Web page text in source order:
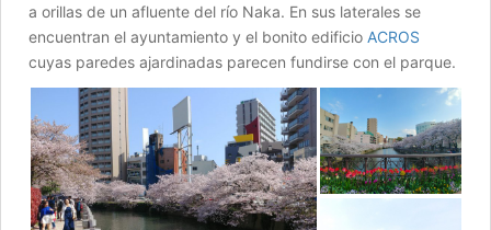
a orillas de un afluente del río Naka. En sus laterales se
encuentran el ayuntamiento y el bonito edificio ACROS
cuyas paredes ajardinadas parecen fundirse con el parque.